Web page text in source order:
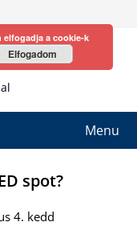
Menu
spot?
4. kedd
elfogadja a cookie-k
Elfogadom